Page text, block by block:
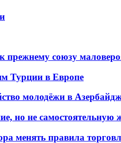
прежнему союзу
Турции в Европе
молодёжи в
но не самостоятельную
менять правила